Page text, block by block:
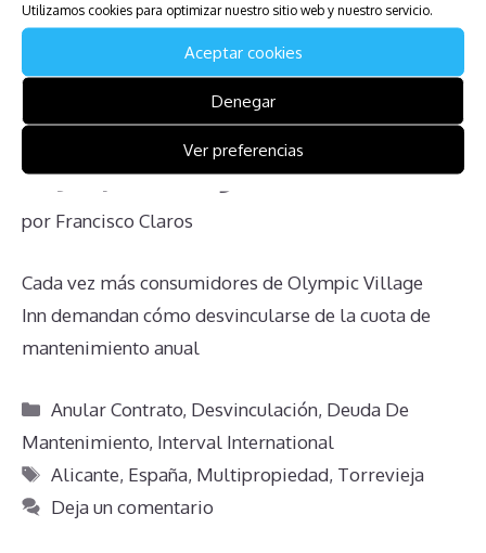
Utilizamos cookies para optimizar nuestro sitio web y nuestro servicio.
Aceptar cookies
Denegar
Ver preferencias
Olympic Village Inn
por Francisco Claros
Cada vez más consumidores de Olympic Village
Inn demandan cómo desvincularse de la cuota de
mantenimiento anual
Categorías
Anular Contrato, Desvinculación, Deuda De
Mantenimiento, Interval International
Etiquetas
Alicante, España, Multipropiedad, Torrevieja
Deja un comentario